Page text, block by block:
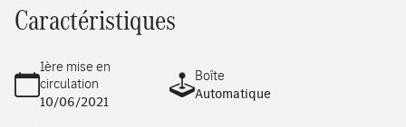
Caractéristiques
1ère mise en
circulation
10/06/2021
Boîte
Automatique